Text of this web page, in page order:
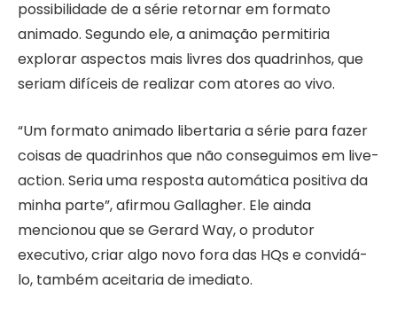
possibilidade de a série retornar em formato
animado. Segundo ele, a animação permitiria
explorar aspectos mais livres dos quadrinhos, que
seriam difíceis de realizar com atores ao vivo.
“Um formato animado libertaria a série para fazer
coisas de quadrinhos que não conseguimos em live-
action. Seria uma resposta automática positiva da
minha parte”, afirmou Gallagher. Ele ainda
mencionou que se Gerard Way, o produtor
executivo, criar algo novo fora das HQs e convidá-
lo, também aceitaria de imediato.